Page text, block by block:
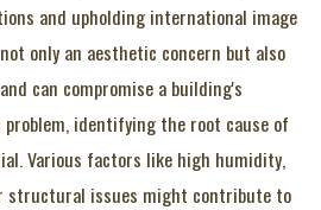
and upholding international image
only an aesthetic concern but also
can compromise a building's
identifying the root cause of
Various factors like high humidity,
structural issues might contribute to